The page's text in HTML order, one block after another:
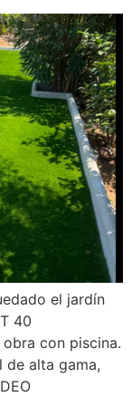
el jardín
40
con piscina.
de alta gama,